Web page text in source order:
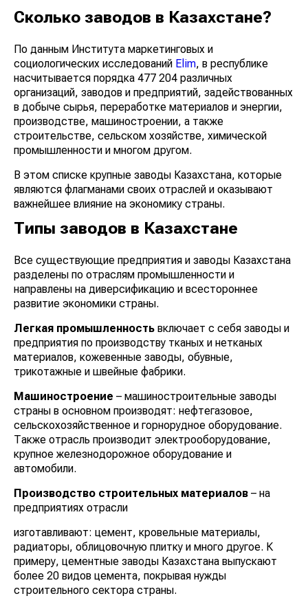
Сколько заводов в Казахстане?
По данным Института маркетинговых и
социологических исследований Elim, в республике
насчитывается порядка 477 204 различных
организаций, заводов и предприятий, задействованных
в добыче сырья, переработке материалов и энергии,
производстве, машиностроении, а также
строительстве, сельском хозяйстве, химической
промышленности и многом другом.
В этом списке крупные заводы Казахстана, которые
являются флагманами своих отраслей и оказывают
важнейшее влияние на экономику страны.
Типы заводов в Казахстане
Все существующие предприятия и заводы Казахстана
разделены по отраслям промышленности и
направлены на диверсификацию и всестороннее
развитие экономики страны.
Легкая промышленность включает с себя заводы и
предприятия по производству тканых и нетканых
материалов, кожевенные заводы, обувные,
трикотажные и швейные фабрики.
Машиностроение – машиностроительные заводы
страны в основном производят: нефтегазовое,
сельскохозяйственное и горнорудное оборудование.
Также отрасль производит электрооборудование,
крупное железнодорожное оборудование и
автомобили.
Производство строительных материалов – на
предприятиях отрасли
изготавливают: цемент, кровельные материалы,
радиаторы, облицовочную плитку и много другое. К
примеру, цементные заводы Казахстана выпускают
более 20 видов цемента, покрывая нужды
строительного сектора страны.